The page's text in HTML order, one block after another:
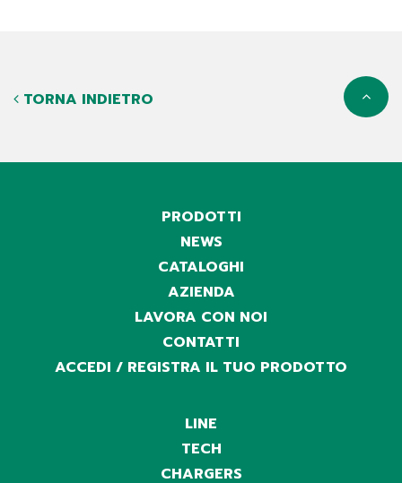
TORNA INDIETRO
PRODOTTI
NEWS
CATALOGHI
AZIENDA
LAVORA CON NOI
CONTATTI
ACCEDI / REGISTRA IL TUO PRODOTTO
LINE
TECH
CHARGERS